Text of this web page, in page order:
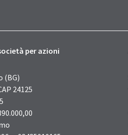
società per azioni
(BG)
24125